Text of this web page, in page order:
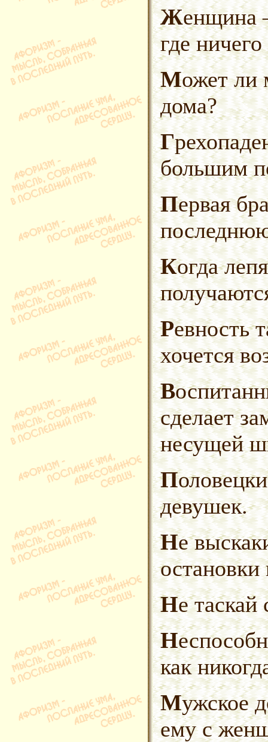
Женщина — это кроссворд,
где
Может ли муж стать другом
дома?
Грехопадения происходят с
большим
Первая брачная ночь напоминала
Когда лепят баб, леди не
Ревность так унижает, что
хочется
Воспитанный мужчина не
сделает
несущей
Половецкие пляски московских
девушек.
Не выскакивай замуж до полной
остановки
Не
Неспособность была тверда,
как
Мужское достоинство изменяло
ему с